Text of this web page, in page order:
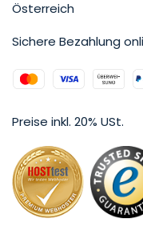
Österreich
Sichere Bezahlung
Preise inkl. 20% USt.